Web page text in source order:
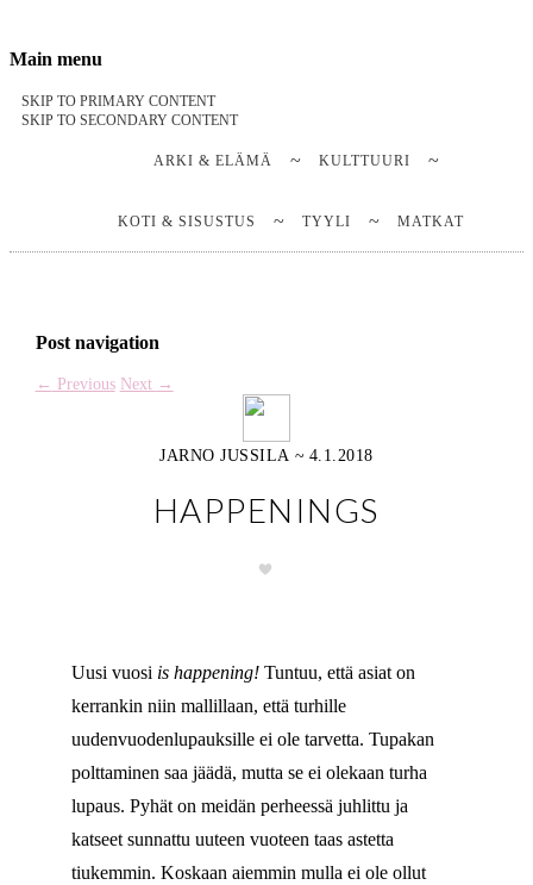
Notes on a life
Stella Harasek & Jarno Jussila
Main menu
SKIP TO PRIMARY CONTENT
SKIP TO SECONDARY CONTENT
ARKI & ELÄMÄ KULTTUURI
KOTI & SISUSTUS TYYLI MATKAT
Post navigation
← Previous Next →
JARNO JUSSILA ~ 4.1.2018
HAPPENINGS
Uusi vuosi is happening! Tuntuu, että asiat on
kerrankin niin mallillaan, että turhille
uudenvuodenlupauksille ei ole tarvetta. Tupakan
polttaminen saa jäädä, mutta se ei olekaan turha
lupaus. Pyhät on meidän perheessä juhlittu ja
katseet sunnattu uuteen vuoteen taas astetta
tiukemmin. Koskaan aiemmin mulla ei ole ollut